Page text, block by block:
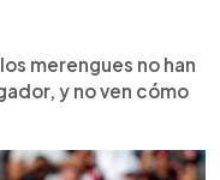
merengues no han
y no ven cómo